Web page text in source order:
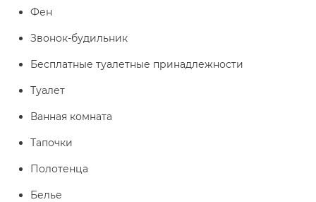
Фен
Звонок-будильник
Бесплатные туалетные принадлежности
Туалет
Ванная комната
Тапочки
Полотенца
Белье